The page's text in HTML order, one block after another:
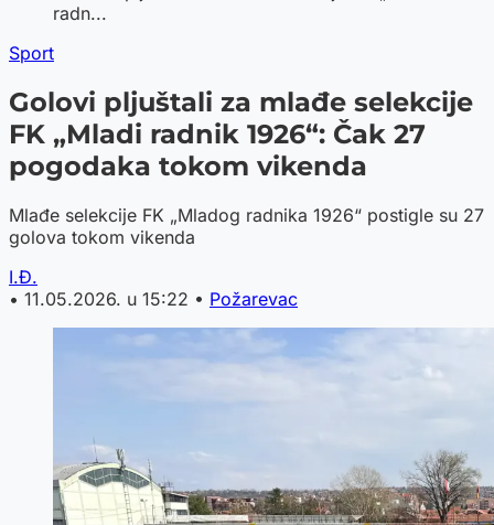
radn...
Sport
Golovi pljuštali za mlađe selekcije
FK „Mladi radnik 1926“: Čak 27
pogodaka tokom vikenda
Mlađe selekcije FK „Mladog radnika 1926“ postigle su 27
golova tokom vikenda
I.Đ.
• 11.05.2026. u 15:22 • Požarevac